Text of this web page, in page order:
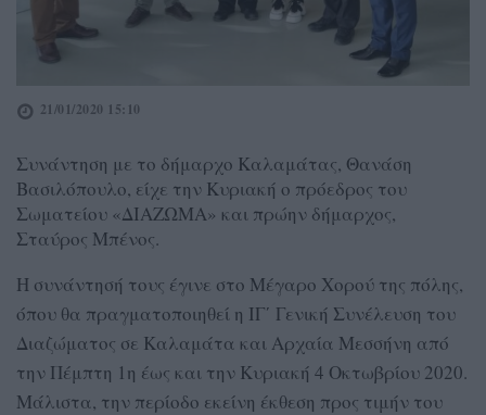
21/01/2020 15:10
Συνάντηση με το δήμαρχο Καλαμάτας, Θανάση
Βασιλόπουλο, είχε την Κυριακή ο πρόεδρος του
Σωματείου «ΔΙΑΖΩΜΑ» και πρώην δήμαρχος,
Σταύρος Μπένος.
Η συνάντησή τους έγινε στο Μέγαρο Χορού της πόλης,
όπου θα πραγματοποιηθεί η ΙΓ΄ Γενική Συνέλευση του
Διαζώματος σε Καλαμάτα και Αρχαία Μεσσήνη από
την Πέμπτη 1η έως και την Κυριακή 4 Οκτωβρίου 2020.
Μάλιστα, την περίοδο εκείνη έκθεση προς τιμήν του